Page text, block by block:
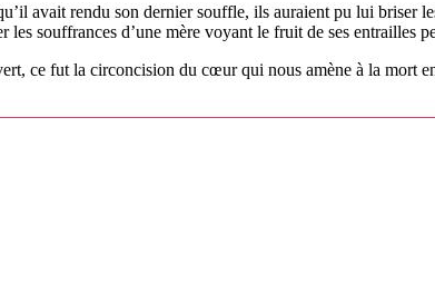
avait rendu son dernier souffle, ils auraient pu lui briser
les souffrances d’une mère voyant le fruit de ses entrailles
ce fut la circoncision du cœur qui nous amène à la mort